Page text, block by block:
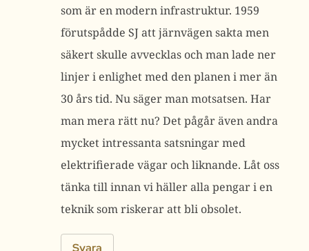
som är en modern infrastruktur. 1959
förutspådde SJ att järnvägen sakta men
säkert skulle avvecklas och man lade ner
linjer i enlighet med den planen i mer än
30 års tid. Nu säger man motsatsen. Har
man mera rätt nu? Det pågår även andra
mycket intressanta satsningar med
elektrifierade vägar och liknande. Låt oss
tänka till innan vi häller alla pengar i en
teknik som riskerar att bli obsolet.
Svara